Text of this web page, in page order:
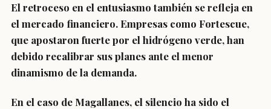
El retroceso en el entusiasmo también se refleja en
el mercado financiero. Empresas como Fortescue,
que apostaron fuerte por el hidrógeno verde, han
debido recalibrar sus planes ante el menor
dinamismo de la demanda.
En el caso de Magallanes, el silencio ha sido el